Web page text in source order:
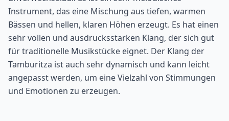
Instrument, das eine Mischung aus tiefen, warmen
Bässen und hellen, klaren Höhen erzeugt. Es hat einen
sehr vollen und ausdrucksstarken Klang, der sich gut
für traditionelle Musikstücke eignet. Der Klang der
Tamburitza ist auch sehr dynamisch und kann leicht
angepasst werden, um eine Vielzahl von Stimmungen
und Emotionen zu erzeugen.